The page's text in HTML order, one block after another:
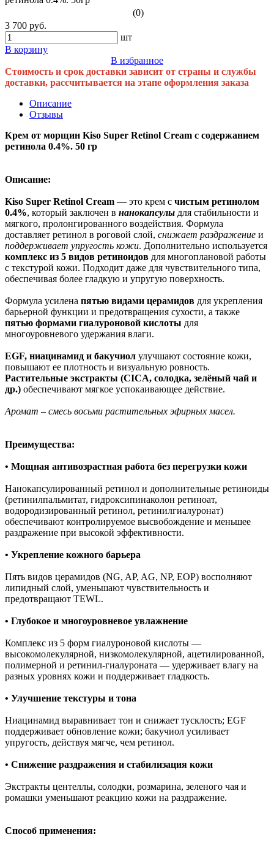
(0)
3 700 руб.
шт
В корзину
В избранное
Стоимость и срок доставки зависит от страны и службы
доставки, рассчитывается на этапе оформления заказа
Описание
Отзывы
Крем от морщин Kiso Super Retinol Cream с содержанием
ретинола 0.4%. 50 гр
Описание:
Kiso Super Retinol Cream ― это крем с чистым ретинолом
0.4%, который заключен в нанокапсулы для стабильности и
мягкого, пролонгированного воздействия. Формула
доставляет ретинол в роговой слой, снижает раздражение и
поддерживает упругость кожи. Дополнительно используется
комплекс из 5 видов ретиноидов для многоплановой работы
с текстурой кожи. Подходит даже для чувствительного типа,
обеспечивая более гладкую и упругую поверхность.
Формула усилена пятью видами церамидов для укрепления
барьерной функции и предотвращения сухости, а также
пятью формами гиалуроновой кислоты для
многоуровневого удержания влаги.
EGF, ниацинамид и бакучиол улучшают состояние кожи,
повышают ее плотность и визуальную ровность.
Растительные экстракты (CICA, солодка, зелёный чай и
др.) обеспечивают мягкое успокаивающее действие.
Аромат – смесь восьми растительных эфирных масел.
Преимущества:
• Мощная антивозрастная работа без перегрузки кожи
Нанокапсулированный ретинол и дополнительные ретиноиды
(ретинилпальмитат, гидроксипинаколон ретиноат,
водородизированный ретинол, ретинилгиалуронат)
обеспечивают контролируемое высвобождение и меньшее
раздражение при высокой эффективности.
• Укрепление кожного барьера
Пять видов церамидов (NG, AP, AG, NP, EOP) восполняют
липидный слой, уменьшают чувствительность и
предотвращают TEWL.
• Глубокое и многоуровневое увлажнение
Комплекс из 5 форм гиалуроновой кислоты —
высокомолекулярной, низкомолекулярной, ацетилированной,
полимерной и ретинил-гиалуроната — удерживает влагу на
разных уровнях кожи и поддерживает гладкость.
• Улучшение текстуры и тона
Ниацинамид выравнивает тон и снижает тусклость; EGF
поддерживает обновление кожи; бакучиол усиливает
упругость, действуя мягче, чем ретинол.
• Снижение раздражения и стабилизация кожи
Экстракты центеллы, солодки, розмарина, зеленого чая и
ромашки уменьшают реакцию кожи на раздражение.
Способ применения: